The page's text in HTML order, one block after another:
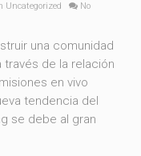
Uncategorized
No
una comunidad
través de la relación
en vivo
tendencia del
se debe al gran